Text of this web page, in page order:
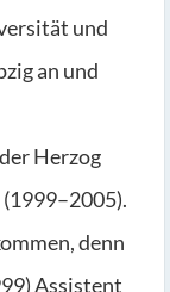
und
an und
Herzog
denn
Assistent